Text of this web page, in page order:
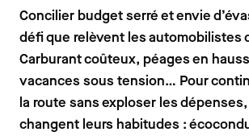
Concilier budget serré et envie
défi que relèvent les automobilistes
Carburant coûteux, péages en
vacances sous tension… Pour
la route sans exploser les
changent leurs habitudes :